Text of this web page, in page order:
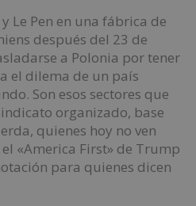
Le Pen en una fábrica de
después del 23 de
a Polonia por tener
el dilema de un país
Son esos sectores que
organizado, base
quienes hoy no ven
«America First» de Trump
para quienes dicen